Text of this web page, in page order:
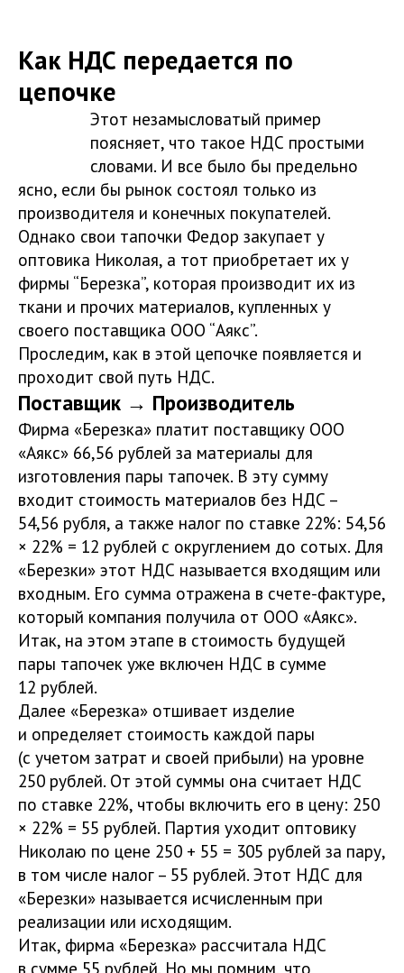
Как НДС передается по
цепочке
Этот незамысловатый пример
поясняет, что такое НДС простыми
словами. И все было бы предельно
ясно, если бы рынок состоял только из
производителя и конечных покупателей.
Однако свои тапочки Федор закупает у
оптовика Николая, а тот приобретает их у
фирмы “Березка”, которая производит их из
ткани и прочих материалов, купленных у
своего поставщика ООО “Аякс”.
Проследим, как в этой цепочке появляется и
проходит свой путь НДС.
Поставщик → Производитель
Фирма «Березка» платит поставщику ООО
«Аякс» 66,56 рублей за материалы для
изготовления пары тапочек. В эту сумму
входит стоимость материалов без НДС –
54,56 рубля, а также налог по ставке 22%: 54,56
× 22% = 12 рублей с округлением до сотых. Для
«Березки» этот НДС называется входящим или
входным. Его сумма отражена в счете-фактуре,
который компания получила от ООО «Аякс».
Итак, на этом этапе в стоимость будущей
пары тапочек уже включен НДС в сумме
12 рублей.
Далее «Березка» отшивает изделие
и определяет стоимость каждой пары
(с учетом затрат и своей прибыли) на уровне
250 рублей. От этой суммы она считает НДС
по ставке 22%, чтобы включить его в цену: 250
× 22% = 55 рублей. Партия уходит оптовику
Николаю по цене 250 + 55 = 305 рублей за пару,
в том числе налог – 55 рублей. Этот НДС для
«Березки» называется исчисленным при
реализации или исходящим.
Итак, фирма «Березка» рассчитала НДС
в сумме 55 рублей. Но мы помним, что